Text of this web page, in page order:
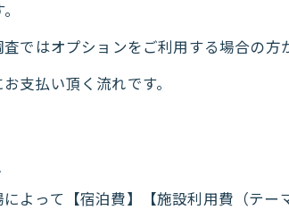
ではオプションをご利用する場合の方
支払い頂く流れです。
よって【宿泊費】【施設利用費（テ